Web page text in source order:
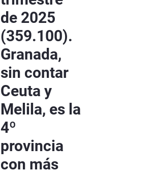
de 2025
(359.100).
Granada,
sin contar
Ceuta y
Melila, es la
4º
provincia
con más